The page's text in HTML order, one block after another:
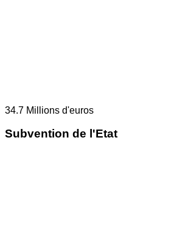
34.7 Millions d'euros
Subvention de l'Etat